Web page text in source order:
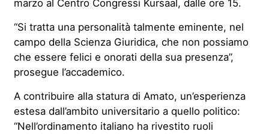
marzo al Centro Congressi Kursaal, dalle ore 15.
“Si trattauna personalità talmente eminente, nel
campo della Scienza Giuridica, che non possiamo
che essere felici e onorati della sua presenza”,
prosegue l’accademico.
A contribuire alla statura di Amato, un’esperienza
estesa dall’ambito universitario a quello politico:
“Nell’ordinamento italiano ha rivestito ruoli